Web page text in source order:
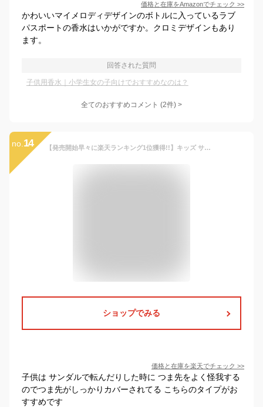
価格と在庫をAmazonでチェック >>
かわいいマイメロディデザインのボトルに入っているラブ
パスポートの香水はいかがですか。クロミデザインもあり
ます。
回答された質問
子供用香水｜小学生女の子向けでおすすめなのは？
全てのおすすめコメント (2件) >
no. 14 【発売開始早々に楽天ランキング1位獲得!!】キッズ サンダル ベビーサンダル スポーツサンダル 女の子 男の子 水陸両用 シンプル おしゃれ 夏 EVA素材 メッシュ 軽量 14cm 15cm 16cm 17cm 18cm 19cm 20cm 21cm
ショップでみる
価格と在庫を楽天でチェック >>
子供は サンダルで転んだりした時に つま先をよく怪我する
のでつま先がしっかりカバーされてる こちらのタイプがお
すすめです